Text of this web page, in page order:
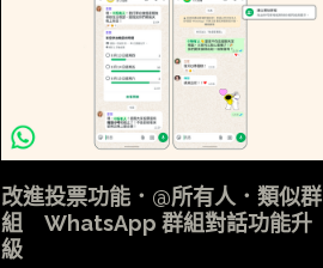
改進投票功能．@所有人．類似群
組 WhatsApp 群組對話功能升
級